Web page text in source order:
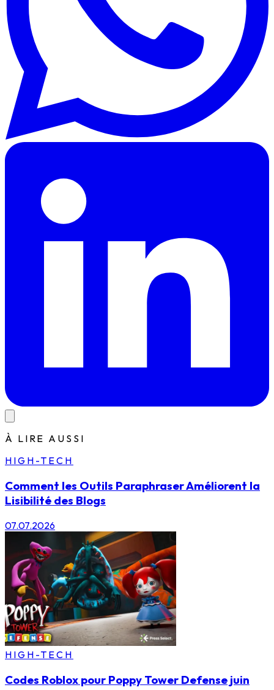
À LIRE AUSSI
HIGH-TECH
Comment les Outils Paraphraser Améliorent la
Lisibilité des Blogs
07.07.2026
HIGH-TECH
Codes Roblox pour Poppy Tower Defense juin